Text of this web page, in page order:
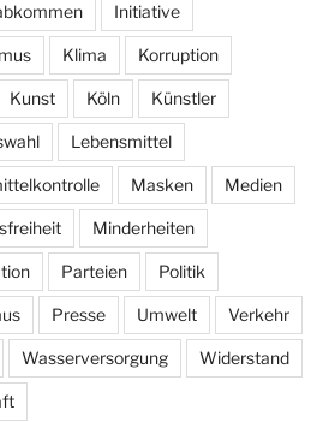
Initiative
Klima Korruption
Kunst Köln Künstler
Lebensmittel
Masken Medien
Minderheiten
Parteien Politik
Presse Umwelt Verkehr
Wasserversorgung Widerstand